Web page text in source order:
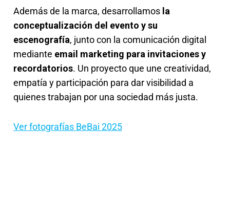
Además de la marca, desarrollamos la
conceptualización del evento y su
escenografía, junto con la comunicación digital
mediante email marketing para invitaciones y
recordatorios. Un proyecto que une creatividad,
empatía y participación para dar visibilidad a
quienes trabajan por una sociedad más justa.
Ver fotografías BeBai 2025